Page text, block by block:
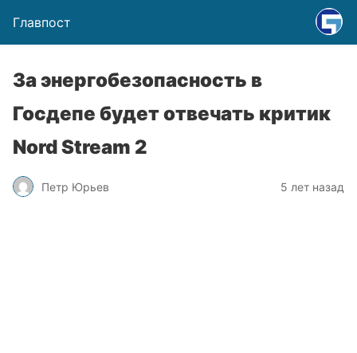
Главпост
За энергобезопасность в
Госдепе будет отвечать критик
Nord Stream 2
Петр Юрьев 5 лет назад